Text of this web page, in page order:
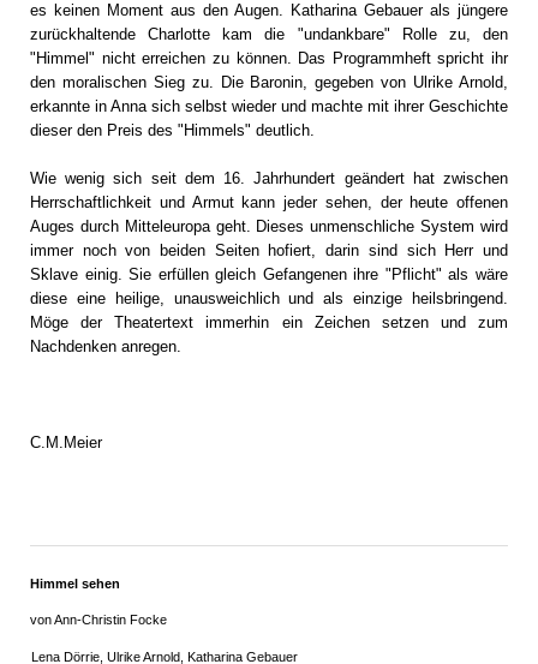
es keinen Moment aus den Augen. Katharina Gebauer als jüngere
zurückhaltende Charlotte kam die "undankbare" Rolle zu, den
"Himmel" nicht erreichen zu können. Das Programmheft spricht ihr
den moralischen Sieg zu. Die Baronin, gegeben von Ulrike Arnold,
erkannte in Anna sich selbst wieder und machte mit ihrer Geschichte
dieser den Preis des "Himmels" deutlich.
Wie wenig sich seit dem 16. Jahrhundert geändert hat zwischen
Herrschaftlichkeit und Armut kann jeder sehen, der heute offenen
Auges durch Mitteleuropa geht. Dieses unmenschliche System wird
immer noch von beiden Seiten hofiert, darin sind sich Herr und
Sklave einig. Sie erfüllen gleich Gefangenen ihre "Pflicht" als wäre
diese eine heilige, unausweichlich und als einzige heilsbringend.
Möge der Theatertext immerhin ein Zeichen setzen und zum
Nachdenken anregen.
C.M.Meier
Himmel sehen
von Ann-Christin Focke
Lena Dörrie, Ulrike Arnold, Katharina Gebauer